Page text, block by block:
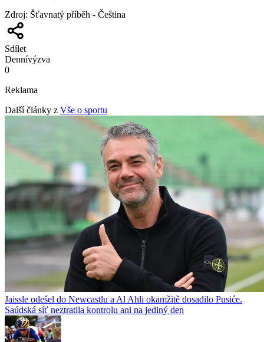
Zdroj: Šťavnatý příběh - Čeština
Sdílet
Dennívýzva
0
Reklama
Další články z Vše o sportu
Jaissle odešel do Newcastlu a Al Ahli okamžitě dosadilo Pusiće.
Saúdská síť neztratila kontrolu ani na jediný den